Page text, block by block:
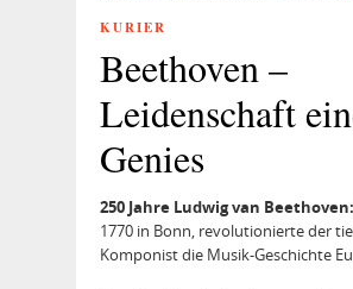
KURIER
Beethoven –
Leidenschaft
Genies
250 Jahre Ludwig van Beethoven:
1770 in Bonn, revolutionierte der
Komponist die Musik-Geschichte